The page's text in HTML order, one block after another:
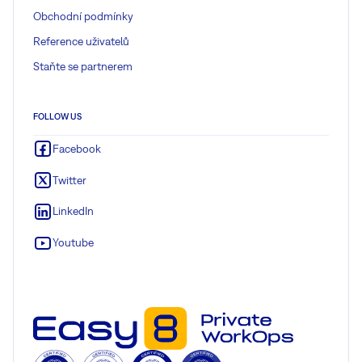
Obchodní podmínky
Reference uživatelů
Staňte se partnerem
FOLLOW US
Facebook
Twitter
LinkedIn
Youtube